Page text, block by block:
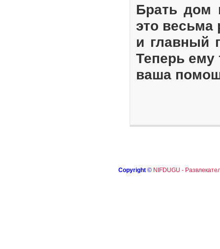
Брать дом
это весьма
и главный
Теперь ему
ваша
Copyright © NIFDUGU -